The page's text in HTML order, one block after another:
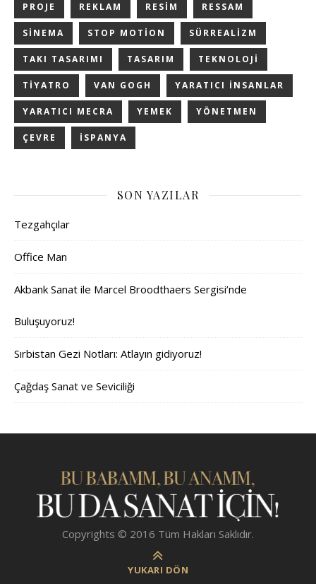
PROJE REKLAM RESIM RESSAM
SINEMA STOP MOTION SÜRREALIZM
TAKI TASARIMI TASARIM TEKNOLOJI
TIYATRO VAN GOGH YARATICI INSANLAR
YARATICI MECRA YEMEK YÖNETMEN
ÇEVRE İSPANYA
SON YAZILAR
Tezgahçılar
Office Man
Akbank Sanat ile Marcel Broodthaers Sergisi’nde
Buluşuyoruz!
Sırbistan Gezi Notları: Atlayın gidiyoruz!
Çağdaş Sanat ve Seviciliği
Copyrights © 2016 Tüm Hakları Saklıdır.
YUKARI DÖN